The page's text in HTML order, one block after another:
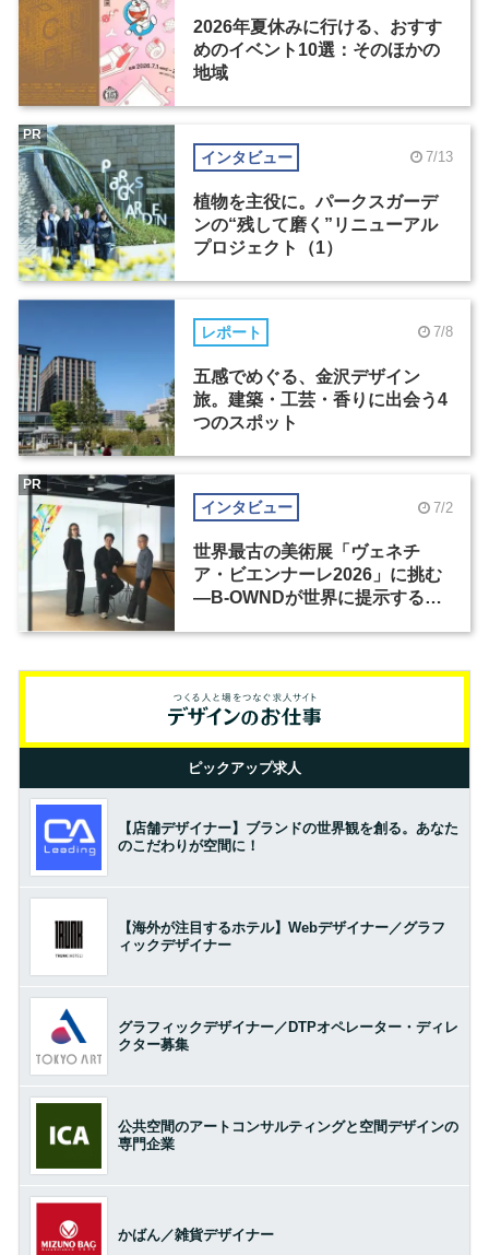
2026年夏休みに行ける、おすす
めのイベント10選：そのほかの
地域
インタビュー 7/13
植物を主役に。パークスガーデ
ンの“残して磨く”リニューアル
プロジェクト（1）
PR
レポート 7/8
五感でめぐる、金沢デザイン
旅。建築・工芸・香りに出会う4
つのスポット
インタビュー 7/2
世界最古の美術展「ヴェネチ
ア・ビエンナーレ2026」に挑む
―B-OWNDが世界に提示する美
PR
ピックアップ求人
【店舗デザイナー】ブランドの世界観を創る。あなた
のこだわりが空間に！
【海外が注目するホテル】Webデザイナー／グラフ
ィックデザイナー
グラフィックデザイナー／DTPオペレーター・ディレ
クター募集
公共空間のアートコンサルティングと空間デザインの
専門企業
かばん／雑貨デザイナー